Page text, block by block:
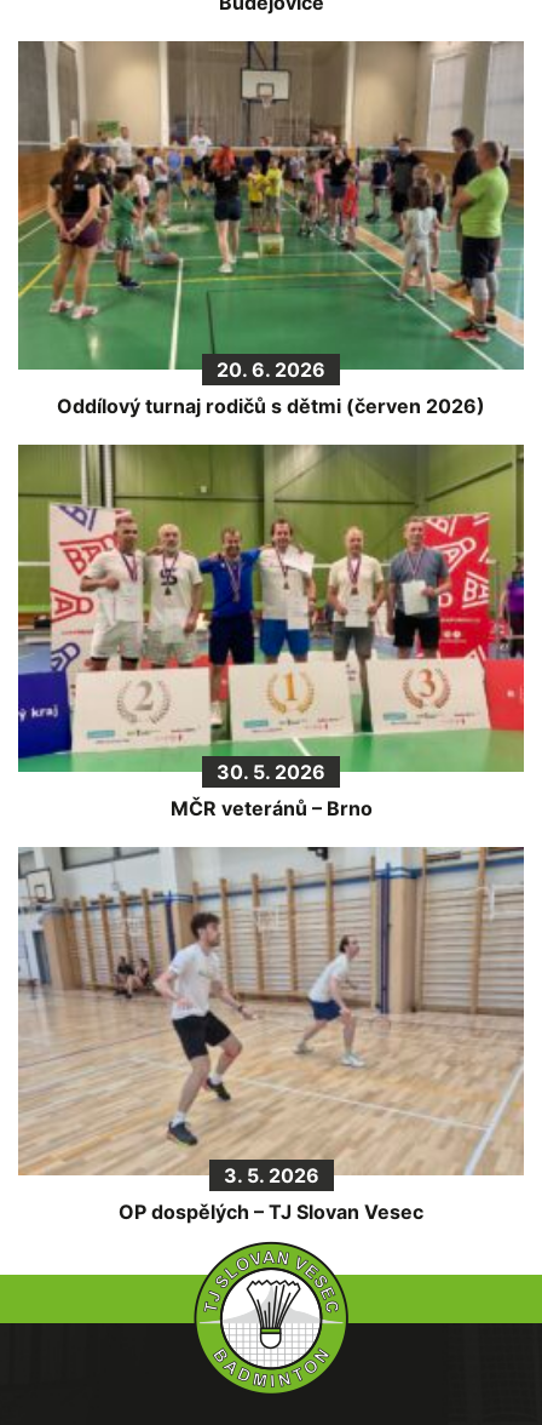
20. 6. 2026
Oddílový turnaj rodičů s dětmi (červen 2026)
30. 5. 2026
MČR veteránů – Brno
3. 5. 2026
OP dospělých – TJ Slovan Vesec